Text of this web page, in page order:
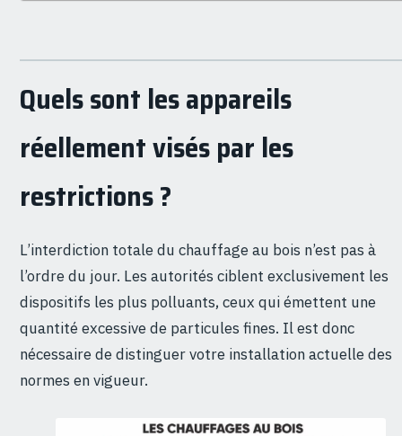
Quels sont les appareils
réellement visés par les
restrictions ?
L’interdiction totale du chauffage au bois n’est pas à
l’ordre du jour. Les autorités ciblent exclusivement les
dispositifs les plus polluants, ceux qui émettent une
quantité excessive de particules fines. Il est donc
nécessaire de distinguer votre installation actuelle des
normes en vigueur.